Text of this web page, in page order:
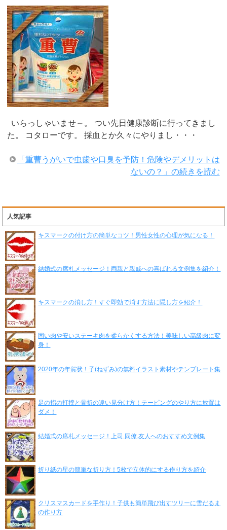
いらっしゃいませ～。 つい先日健康診断に行ってきまし
た。 コタローです。 採血とか久々にやりまし・・・
「重曹うがいで虫歯や口臭を予防！危険やデメリットは
ないの？」の続きを読む
人気記事
キスマークの付け方の簡単なコツ！男性女性の心理が気になる！
結婚式の席札メッセージ！両親と親戚への喜ばれる文例集を紹介！
キスマークの消し方！すぐ即効で消す方法に隠し方を紹介！
固い肉や安いステーキ肉を柔らかくする方法！美味しい高級肉に変
身！
2020年の年賀状！子(ねずみ)の無料イラスト素材やテンプレート集
足の指の打撲と骨折の違い見分け方！テーピングのやり方に放置は
ダメ！
結婚式の席札メッセージ！上司.同僚.友人へのおすすめ文例集
折り紙の星の簡単な折り方！5枚で立体的にする作り方を紹介
クリスマスカードを手作り！子供も簡単飛び出すツリーに雪だるま
の作り方